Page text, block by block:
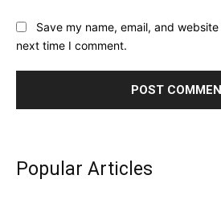
Save my name, email, and
next time I comment.
Popular Articles